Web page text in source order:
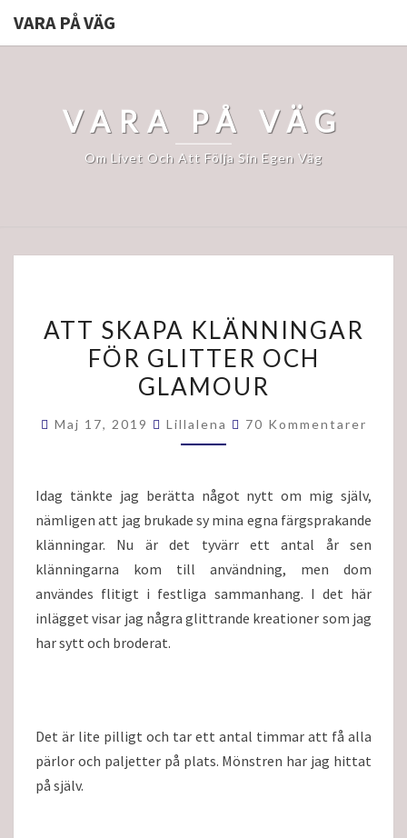
VARA PÅ VÄG
VARA PÅ VÄG
Om Livet Och Att Följa Sin Egen Väg
SKAPA
KLÄNNINGAR
FÖR
OCH
ATT SKAPA KLÄNNINGAR
FÖR GLITTER OCH
GLAMOUR
Maj 17, 2019 Lillalena Kommentarer
70 Kommentarer
Idag tänkte jag berätta något nytt om mig själv,
nämligen att jag brukade sy mina egna färgsprakande
klänningar. Nu är det tyvärr ett antal år sen
klänningarna kom till användning, men dom
användes flitigt i festliga sammanhang. I det här
inlägget visar jag några glittrande kreationer som jag
har sytt och broderat.
Det är lite pilligt och tar ett antal timmar att få alla
pärlor och paljetter på plats. Mönstren har jag hittat
på själv.